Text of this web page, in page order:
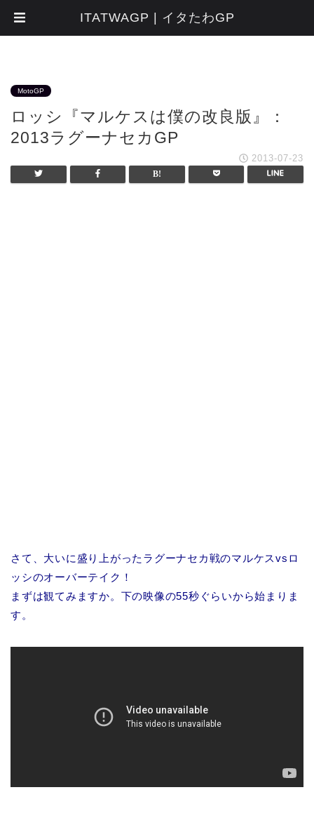
MotoGP
ロッシ『マルケスは僕の改良版』：
2013ラグーナセカGP
2013-07-23
さて、大いに盛り上がったラグーナセカ戦のマルケスvsロ
ッシのオーバーテイク！
まずは観てみますか。下の映像の55秒ぐらいから始まりま
す。
ITATWAGP | イタたわGP